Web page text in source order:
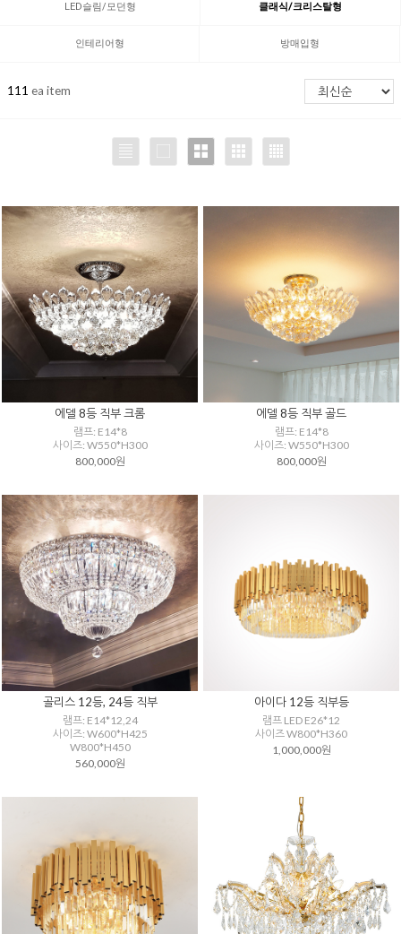
LED슬림/모던형 클래식/크리스탈형
인테리어형 방매입형
111 ea item
에델 8등 직부 크롬
램프: E14*8
사이즈: W550*H300
800,000원
에델 8등 직부 골드
램프: E14*8
사이즈: W550*H300
800,000원
골리스 12등, 24등 직부
램프: E14*12,24
사이즈: W600*H425
W800*H450
560,000원
아이다 12등 직부등
램프 LED E26*12
사이즈 W800*H360
1,000,000원